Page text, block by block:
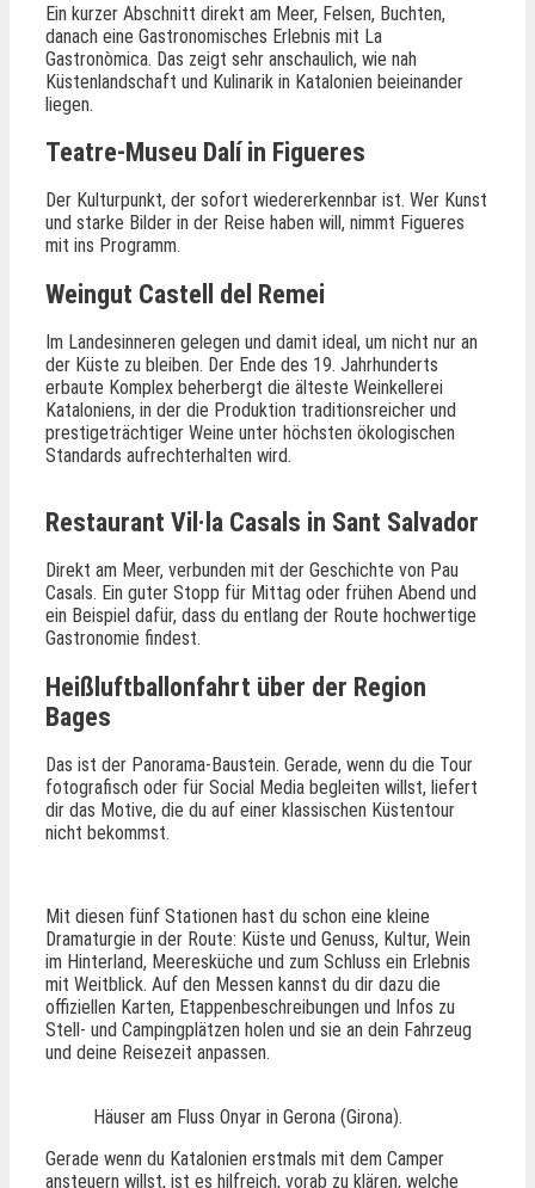
Ein kurzer Abschnitt direkt am Meer, Felsen, Buchten,
danach eine Gastronomisches Erlebnis mit La
Gastronòmica. Das zeigt sehr anschaulich, wie nah
Küstenlandschaft und Kulinarik in Katalonien beieinander
liegen.
Teatre-Museu Dalí in Figueres
Der Kulturpunkt, der sofort wiedererkennbar ist. Wer Kunst
und starke Bilder in der Reise haben will, nimmt Figueres
mit ins Programm.
Weingut Castell del Remei
Im Landesinneren gelegen und damit ideal, um nicht nur an
der Küste zu bleiben. Der Ende des 19. Jahrhunderts
erbaute Komplex beherbergt die älteste Weinkellerei
Kataloniens, in der die Produktion traditionsreicher und
prestigeträchtiger Weine unter höchsten ökologischen
Standards aufrechterhalten wird.
Restaurant Vil·la Casals in Sant Salvador
Direkt am Meer, verbunden mit der Geschichte von Pau
Casals. Ein guter Stopp für Mittag oder frühen Abend und
ein Beispiel dafür, dass du entlang der Route hochwertige
Gastronomie findest.
Heißluftballonfahrt über der Region
Bages
Das ist der Panorama-Baustein. Gerade, wenn du die Tour
fotografisch oder für Social Media begleiten willst, liefert
dir das Motive, die du auf einer klassischen Küstentour
nicht bekommst.
Mit diesen fünf Stationen hast du schon eine kleine
Dramaturgie in der Route: Küste und Genuss, Kultur, Wein
im Hinterland, Meeresküche und zum Schluss ein Erlebnis
mit Weitblick. Auf den Messen kannst du dir dazu die
offiziellen Karten, Etappenbeschreibungen und Infos zu
Stell- und Campingplätzen holen und sie an dein Fahrzeug
und deine Reisezeit anpassen.
Häuser am Fluss Onyar in Gerona (Girona).
Gerade wenn du Katalonien erstmals mit dem Camper
ansteuern willst, ist es hilfreich, vorab zu klären, welche